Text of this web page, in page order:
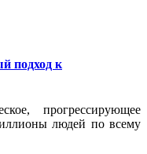
подход к
прогрессирующее
людей по всему